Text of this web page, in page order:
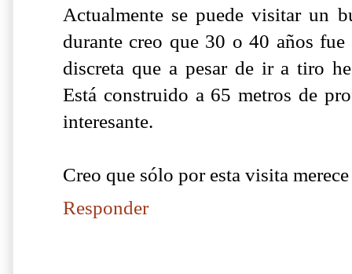
Actualmente se puede visitar un
durante creo que 30 o 40 años
discreta que a pesar de ir a tiro
Está construido a 65 metros de
interesante.
Creo que sólo por esta visita
Responder